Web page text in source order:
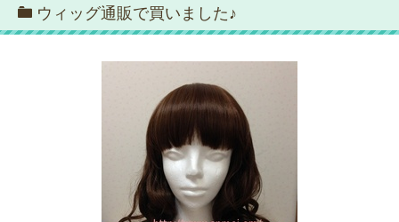
ウィッグ通販で買いました♪